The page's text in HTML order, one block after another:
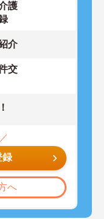
護
介
交
録
へ